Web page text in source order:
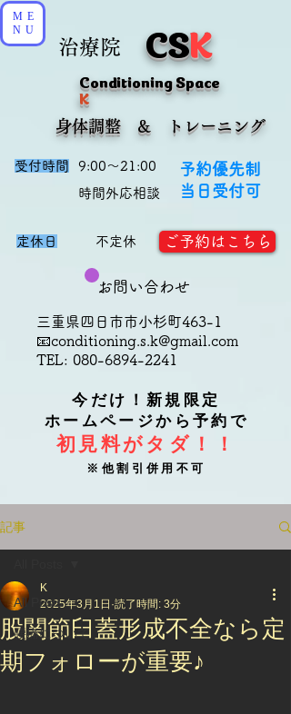
予約優先制
当日受付可
ご予約はこちら
受付時間
9:00～21:00
​時間外応相談
定休日 不定休
CSK
治療院
​身体調整 & トレーニング
Conditioning Space
K
今だけ！新規限定
ホームページから予約で
初見料がタダ！！
※他割引併用不可
お問い合わせ
三重県四日市市小杉町463-1
📧conditioning.s.k@gmail.com
TEL: 080-6894-2241
ME
NU
記事
All Posts
腰痛について
股関節臼蓋形成不全なら定
期フォローが重要♪
K
2025年3月1日 読了時間: 3分